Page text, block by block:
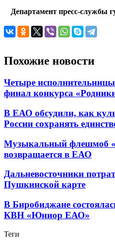
Департамент пресс-службы
Похожие новости
Четыре
финал конкурса
В ЕАО обсудили, как
России сохранять
Музыкальный флешмоб
возвращается в ЕАО
Дальневосточники
Пушкинской карте
В Биробиджане
КВН «Юниор ЕАО»
Теги